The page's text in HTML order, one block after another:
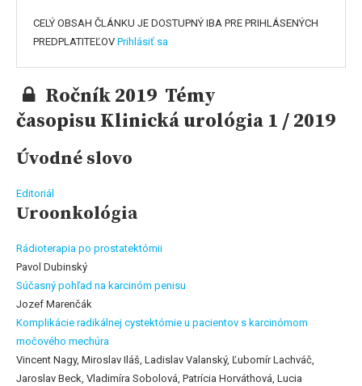
CELÝ OBSAH ČLÁNKU JE DOSTUPNÝ IBA PRE PRIHLÁSENÝCH
PREDPLATITEĽOV Prihlásiť sa
Ročník 2019 Témy
časopisu Klinická urológia 1 / 2019
Úvodné slovo
Editoriál
Uroonkológia
Rádioterapia po prostatektómii
Pavol Dubinský
Súčasný pohľad na karcinóm penisu
Jozef Marenčák
Komplikácie radikálnej cystektómie u pacientov s karcinómom
močového mechúra
Vincent Nagy, Miroslav Iláš, Ladislav Valanský, Ľubomír Lachváč,
Jaroslav Beck, Vladimíra Sobolová, Patrícia Horváthová, Lucia